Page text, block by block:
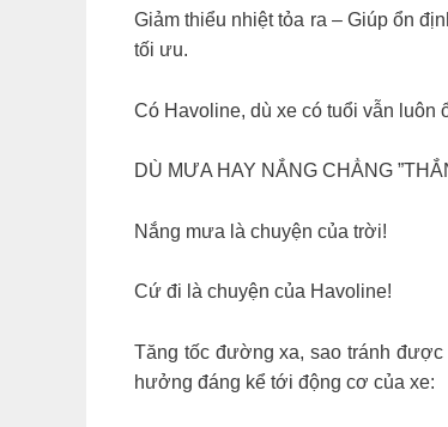
Giảm thiểu nhiệt tỏa ra – Giúp ổn
tối ưu.
Có Havoline, dù xe có tuổi vẫn luôn
DÙ MƯA HAY NẮNG CHẲNG
Nắng mưa là chuyện của trời!
Cứ đi là chuyện của Havoline!
Tăng tốc đường xa, sao tránh
hưởng đáng kể tới động cơ của xe: